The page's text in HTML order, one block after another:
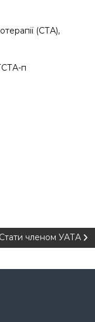
(СТА),
п
Стати членом УАТА